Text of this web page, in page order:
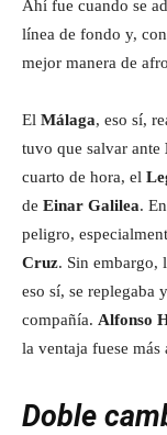
Ahí fue cuando se
línea de fondo y,
mejor manera de
El Málaga, eso sí,
tuvo que salvar ante
cuarto de hora, el
de Einar Galilea.
peligro,
Cruz. Sin embargo,
eso sí, se replegaba
compañía. Alfonso
la ventaja fuese más
Doble